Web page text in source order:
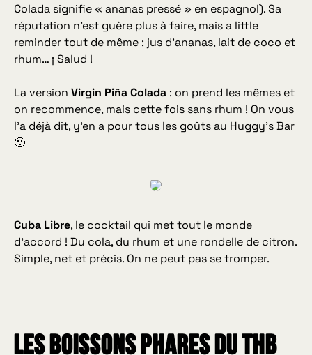
Colada signifie « ananas pressé » en espagnol). Sa
réputation n’est guère plus à faire, maisa little
remindertout de même : jus d’ananas, lait de coco et
rhum… ¡ Salud !
La version Virgin Piña Colada: on prend les mêmes et
on recommence, mais cette fois sans rhum ! On vous
l’a déjà dit, y’en a pour tous les goûts au Huggy’s Bar
🙂
Cuba Libre, le cocktail qui met tout le monde
d’accord ! Du cola, du rhum et une rondelle de citron.
Simple, net et précis. On ne peut pas se tromper.
Les boissons PHARES du THB